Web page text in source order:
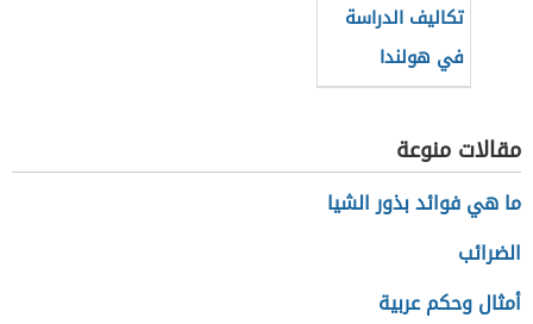
تكاليف الدراسة
في هولندا
مقالات منوعة
ما هي فوائد بذور الشيا
الضرائب
أمثال وحكم عربية